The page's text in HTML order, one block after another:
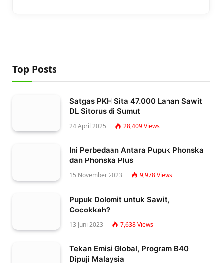
Top Posts
Satgas PKH Sita 47.000 Lahan Sawit
DL Sitorus di Sumut
24 April 2025 28,409Views
Ini Perbedaan Antara Pupuk Phonska
dan Phonska Plus
15 November 2023 9,978Views
Pupuk Dolomit untuk Sawit,
Cocokkah?
13 Juni 2023 7,638Views
Tekan Emisi Global, Program B40
Dipuji Malaysia